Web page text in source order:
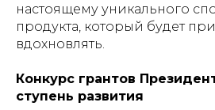
настоящему уникального
продукта, который будет
вдохновлять.
Конкурс грантов
ступень развития